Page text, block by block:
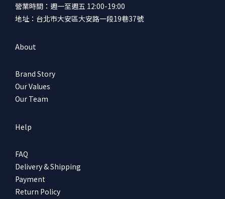
營業時間：週一至週五 12:00-19:00
地址：台北市大安區大安路一段19巷37號
About
Brand Story
Our Values
Our Team
Help
FAQ
Delivery & Shipping
Payment
Return Policy